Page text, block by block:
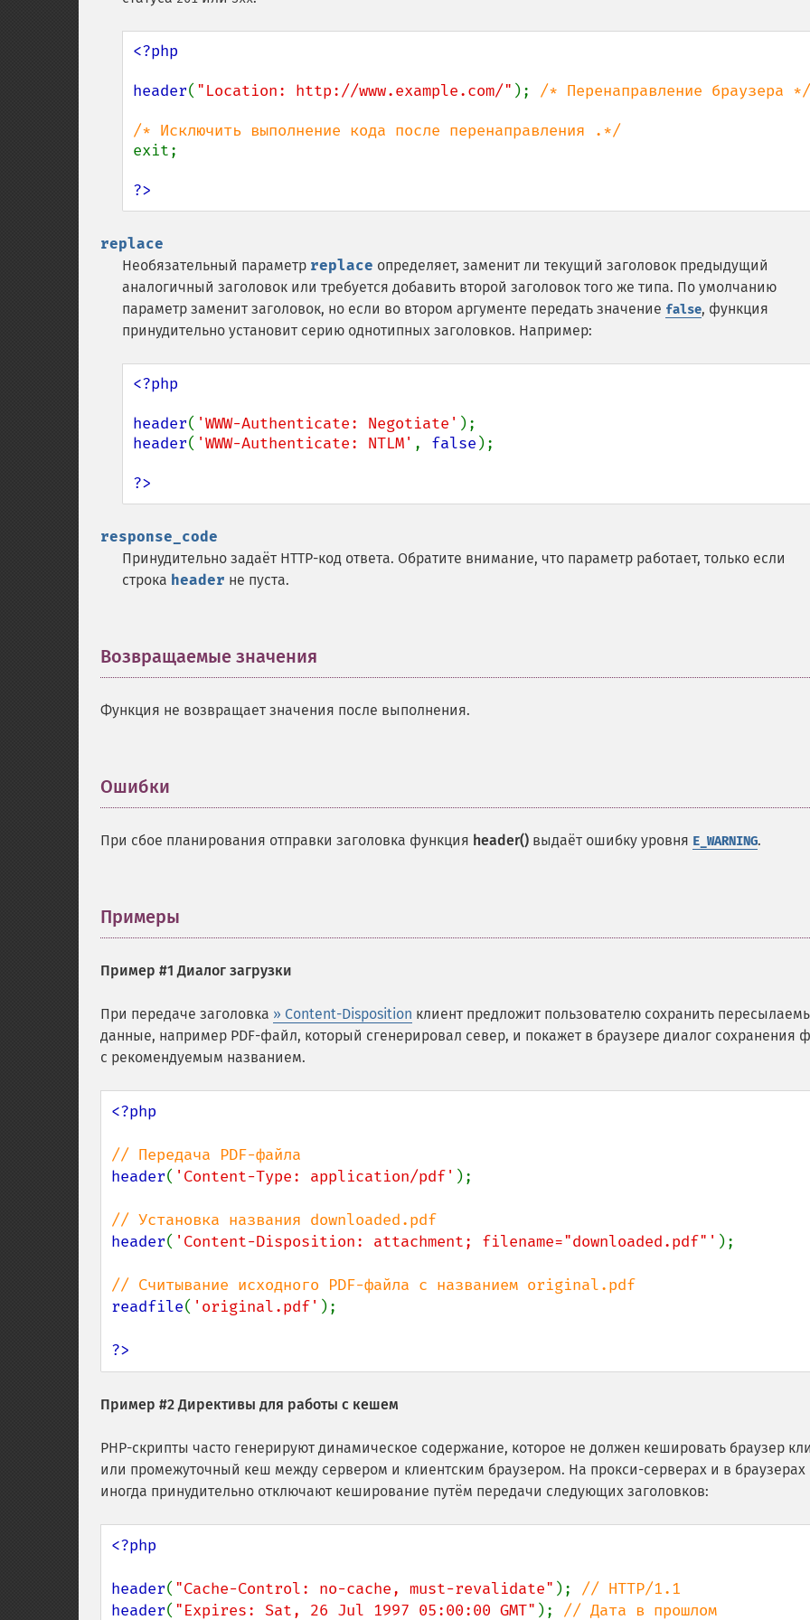
<?php
header( "Location: http://www.example.com/" ); /* Перенаправление браузера */
exit;
?>
replace
Необязательный параметр replace определяет, заменит ли текущий заголовок предыдущий
аналогичный заголовок или требуется добавить второй заголовок того же типа. По умолчанию
параметр заменит заголовок, но если во втором аргументе передать значение false, функция
принудительно установит серию однотипных заголовков. Например:
<?php
header( 'WWW-Authenticate: Negotiate'
header( 'WWW-Authenticate: NTLM' , false );
?>
response_code
Принудительно задаёт HTTP-код ответа. Обратите внимание, что параметр работает, только если
строка header не пуста.
Возвращаемые значения
Функция не возвращает значения после выполнения.
Ошибки
При сбое планирования отправки заголовка функция header() выдаёт ошибку уровня E_WARNING.
Примеры
Пример #1 Диалог загрузки
При передаче заголовка » Content-Disposition клиент предложит пользователю сохранить
данные, например PDF-файл, который сгенерировал север, и покажет в браузере диалог сохранения
с рекомендуемым названием.
<?php
header( 'Content-Type: application/pdf' );
header( 'Content-Disposition: attachment; filename="downloaded.pdf"' );
readfile( 'original.pdf' );
?>
Пример #2 Директивы для работы с кешем
PHP-скрипты часто генерируют динамическое содержание, которое не должен кешировать браузер
или промежуточный кеш между сервером и клиентским браузером. На прокси-серверах и в браузерах
иногда принудительно отключают кеширование путём передачи следующих заголовков:
<?php
header( "Cache-Control: no-cache, must-revalidate" );
header( "Expires: Sat, 26 Jul 1997 05:00:00 GMT" ); // Дата в прошлом